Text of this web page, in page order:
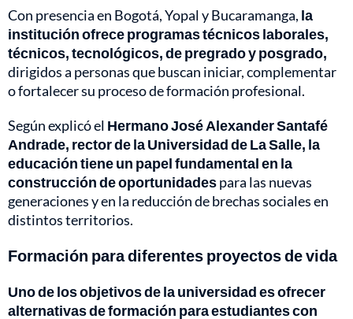
Con presencia en Bogotá, Yopal y Bucaramanga, la
institución ofrece programas técnicos laborales,
técnicos, tecnológicos, de pregrado y posgrado,
dirigidos a personas que buscan iniciar, complementar
o fortalecer su proceso de formación profesional.
Según explicó el Hermano José Alexander Santafé
Andrade, rector de la Universidad de La Salle, la
educación tiene un papel fundamental en la
construcción de oportunidadespara las nuevas
generaciones y en la reducción de brechas sociales en
distintos territorios.
Formación para diferentes proyectos de vida
Uno de los objetivos de la universidad es ofrecer
alternativas de formación para estudiantes con